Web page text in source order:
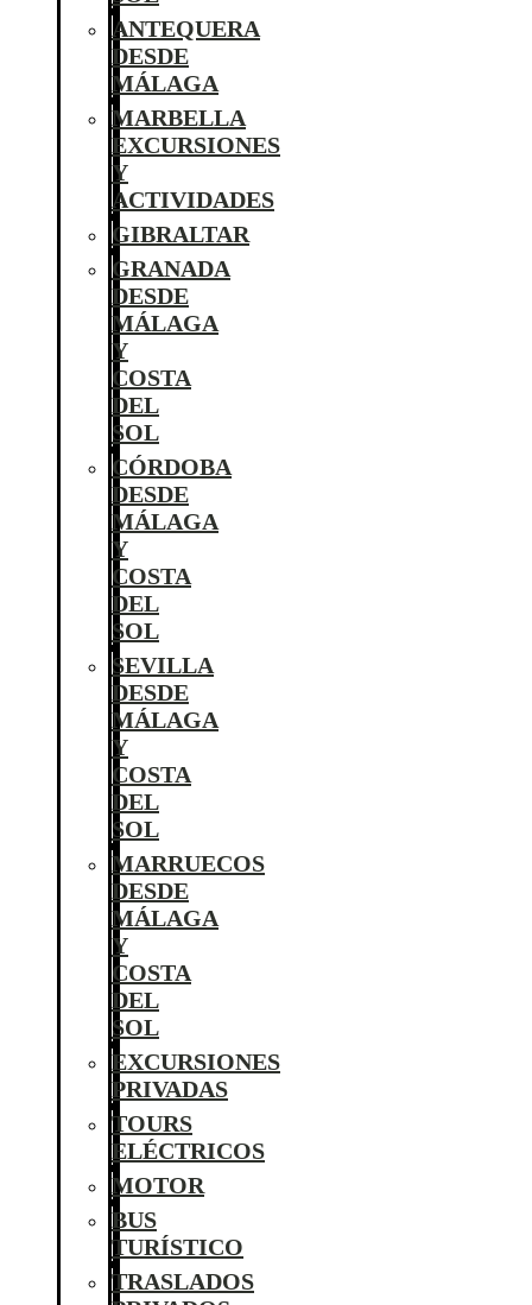
ANTEQUERA
DESDE
MÁLAGA
MARBELLA
EXCURSIONES
Y
ACTIVIDADES
GIBRALTAR
GRANADA
DESDE
MÁLAGA
Y
COSTA
DEL
SOL
CÓRDOBA
DESDE
MÁLAGA
Y
COSTA
DEL
SOL
SEVILLA
DESDE
MÁLAGA
Y
COSTA
DEL
SOL
MARRUECOS
DESDE
MÁLAGA
Y
COSTA
DEL
SOL
EXCURSIONES
PRIVADAS
TOURS
ELÉCTRICOS
MOTOR
BUS
TURÍSTICO
TRASLADOS